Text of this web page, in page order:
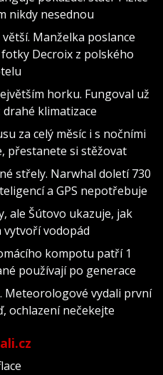
nikdy nesednou
Manželka poslance
Decroix z polského
horku. Fungoval už
klimatizace
za celý měsíc i s nočními
přestanete si stěžovat
střely. Narwhal doletí 730
a GPS nepotřebuje
ale Šútovo ukazuje, jak
vytvoří vodopád
kompotu patří 1
používají po generace
Meteorologové vydali první
ochlazení nečekejte